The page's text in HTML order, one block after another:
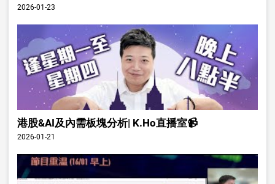
2026-01-23
港股&AI及內需板塊分析| K.Ho直播室📹
2026-01-21